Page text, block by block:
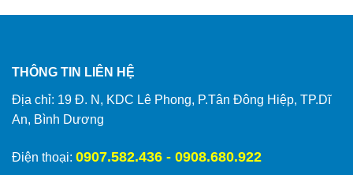
THÔNG TIN LIÊN HỆ
Địa chỉ: 19 Đ. N, KDC Lê Phong, P.Tân Đông Hiệp, TP.Dĩ
An, Bình Dương
Điện thoại: 0907.582.436 - 0908.680.922